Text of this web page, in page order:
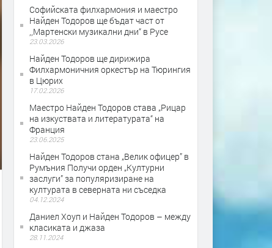
Софийската филхармония и маестро
Найден Тодоров ще бъдат част от
,,Мартенски музикални дни“ в Русе
23.03.2026
Найден Тодоров ще дирижира
Филхармоничния оркестър на Тюрингия
в Цюрих
17.02.2026
Маестро Найден Тодоров става „Рицар
на изкуствата и литературата“ на
Франция
23.06.2025
Найден Тодоров стана „Велик офицер” в
Румъния Получи орден „Културни
заслуги” за популяризиране на
културата в северната ни съседка
04.12.2024
Даниел Хоуп и Найден Тодоров – между
класиката и джаза
28.11.2024